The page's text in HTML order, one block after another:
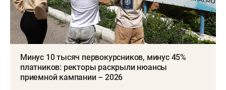
Минус 10 тысяч первокурсников, минус 45%
платников: ректоры раскрыли нюансы
приемной кампании – 2026